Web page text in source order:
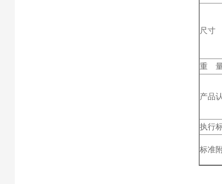
尺寸
重
产品
执行
标准